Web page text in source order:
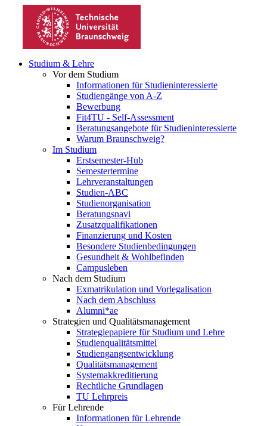
Studium & Lehre
Vor dem Studium
Informationen für Studieninteressierte
Studiengänge von A-Z
Bewerbung
Fit4TU - Self-Assessment
Beratungsangebote für Studieninteressierte
Warum Braunschweig?
Im Studium
Erstsemester-Hub
Semestertermine
Lehrveranstaltungen
Studien-ABC
Studienorganisation
Beratungsnavi
Zusatzqualifikationen
Finanzierung und Kosten
Besondere Studienbedingungen
Gesundheit & Wohlbefinden
Campusleben
Nach dem Studium
Exmatrikulation und Vorlegalisation
Nach dem Abschluss
Alumni*ae
Strategien und Qualitätsmanagement
Strategiepapiere für Studium und Lehre
Studienqualitätsmittel
Studiengangsentwicklung
Qualitätsmanagement
Systemakkreditierung
Rechtliche Grundlagen
TU Lehrpreis
Für Lehrende
Informationen für Lehrende